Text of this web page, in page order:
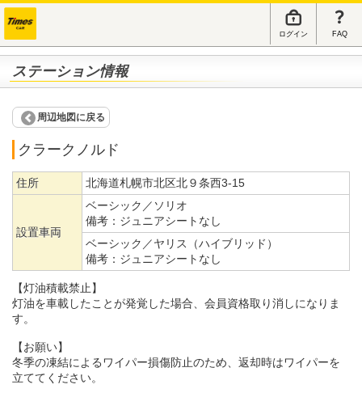
ログイン FAQ
ステーション情報
周辺地図に戻る
クラークノルド
住所 北海道札幌市北区北９条西3-15
設置車両
ベーシック／ソリオ
備考： ジュニアシートなし
ベーシック／ヤリス（ハイブリッド）
備考： ジュニアシートなし
【灯油積載禁止】
灯油を車載したことが発覚した場合、会員資格取り消しになりま
す。
【お願い】
冬季の凍結によるワイパー損傷防止のため、返却時はワイパーを
立ててください。